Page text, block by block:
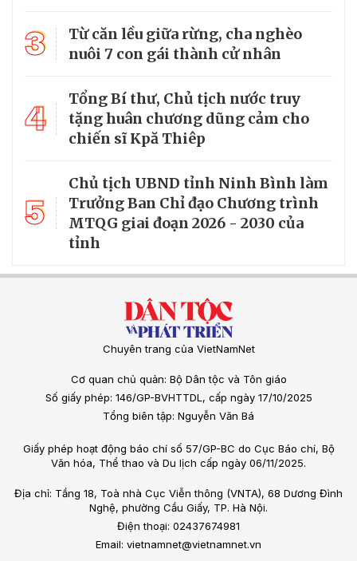
3
Từ căn lều giữa rừng, cha nghèo
nuôi 7 con gái thành cử nhân
4
Tổng Bí thư, Chủ tịch nước truy
tặng huân chương dũng cảm cho
chiến sĩ Kpă Thiêp
5
Chủ tịch UBND tỉnh Ninh Bình làm
Trưởng Ban Chỉ đạo Chương trình
MTQG giai đoạn 2026 - 2030 của
tỉnh
Chuyên trang của VietNamNet
Cơ quan chủ quản: Bộ Dân tộc và Tôn giáo
Số giấy phép: 146/GP-BVHTTDL, cấp ngày 17/10/2025
Tổng biên tập: Nguyễn Văn Bá
Giấy phép hoạt động báo chí số 57/GP-BC do Cục Báo chí, Bộ
Văn hóa, Thể thao và Du lịch cấp ngày 06/11/2025.
Địa chỉ: Tầng 18, Toà nhà Cục Viễn thông (VNTA), 68 Dương Đình
Nghệ, phường Cầu Giấy, TP. Hà Nội.
Điện thoại: 02437674981
Email: vietnamnet@vietnamnet.vn